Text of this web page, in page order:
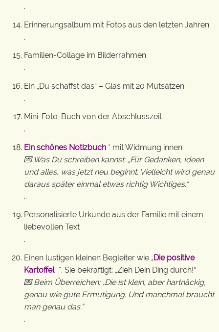
.
Erinnerungsalbum mit Fotos aus den letzten Jahren
.
Familien-Collage im Bilderrahmen
.
Ein „Du schaffst das“ – Glas mit 20 Mutsätzen
.
Mini-Foto-Buch von der Abschlusszeit
.
Ein schönes Notizbuch * mit Widmung innen
💌 Was Du schreiben kannst: „Für Gedanken, Ideen
und alles, was jetzt neu beginnt. Vielleicht wird genau
daraus später einmal etwas richtig Wichtiges.“
..
Personalisierte Urkunde aus der Familie mit einem
liebevollen Text
.
Einen lustigen kleinen Begleiter wie „Die positive
Kartoffel“ *. Sie bekräftigt: „Zieh Dein Ding durch!“
💌 Beim Überreichen: „Die ist klein, aber hartnäckig,
genau wie gute Ermutigung. Und manchmal braucht
man genau das.“
.